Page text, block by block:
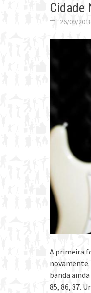
Cidade
26/09/2018
A primeira
novamente.
banda
85, 86, 87.